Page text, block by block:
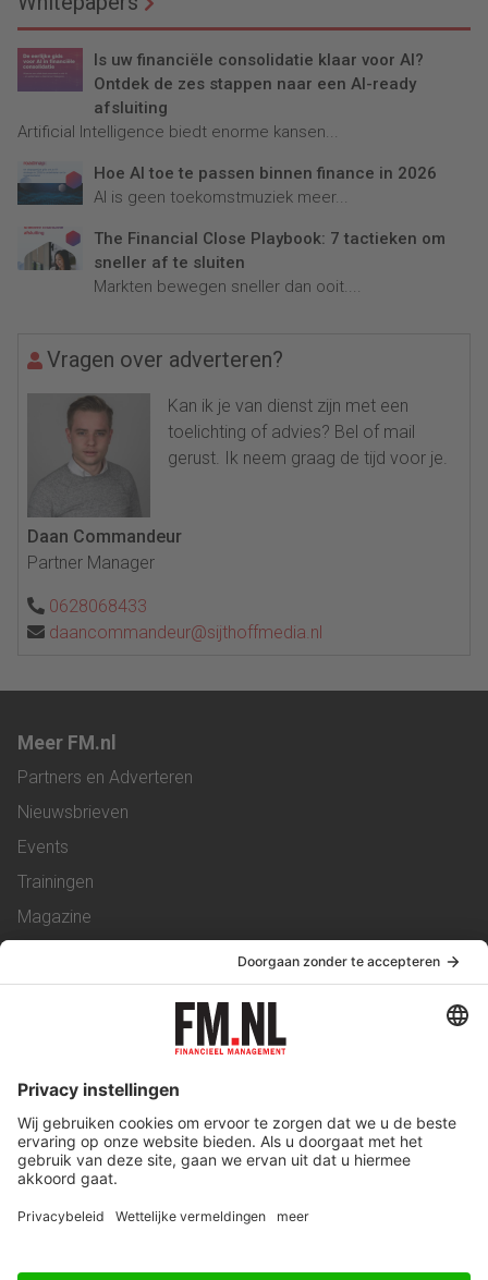
Is uw financiële consolidatie klaar voor AI?
Ontdek de zes stappen naar een AI-ready
afsluiting
Artificial Intelligence biedt enorme kansen...
Hoe AI toe te passen binnen finance in 2026
AI is geen toekomstmuziek meer...
The Financial Close Playbook: 7 tactieken om
sneller af te sluiten
Markten bewegen sneller dan ooit....
Vragen over adverteren?
Kan ik je van dienst zijn met een
toelichting of advies? Bel of mail
gerust. Ik neem graag de tijd voor je.
Daan Commandeur
Partner Manager
0628068433
daancommandeur@sijthoffmedia.nl
Meer FM.nl
Partners en Adverteren
Nieuwsbrieven
Events
Trainingen
Magazine
Service & Contact
Werken bij ons
Privacy Statement
Algemene Voorwaarden